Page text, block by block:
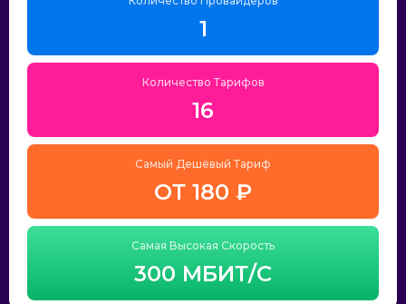
1
Количество Тарифов
16
Самый Дешёвый Тариф
ОТ 180 ₽
Самая Высокая Скорость
300 МБИТ/С